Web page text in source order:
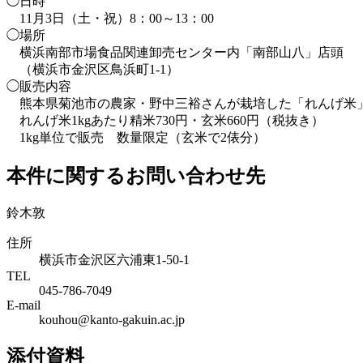
11月3日（土・祝）8：00～13：00
◯場所
横浜南部市場食品関連卸売センター内「南部山八」店頭
（横浜市金沢区鳥浜町1-1）
◯販売内容
熊本県菊池市の農家・野中三裕さんが栽培した「れんげ米
れんげ米1kgあたり精米730円・玄米660円（税抜き）
1kg単位で販売 数量限定（玄米で2俵分）
本件に関するお問い合わせ先
鈴木敦
住所
横浜市金沢区六浦東1-50-1
TEL
045-786-7049
E-mail
kouhou@kanto-gakuin.ac.jp
添付資料